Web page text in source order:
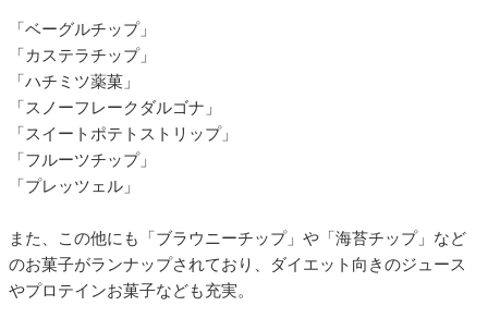
「ベーグルチップ」
「カステラチップ」
「ハチミツ薬菓」
「スノーフレークダルゴナ」
「スイートポテトストリップ」
「フルーツチップ」
「プレッツェル」
また、この他にも「ブラウニーチップ」や「海苔チップ」など
のお菓子がランナップされており、ダイエット向きのジュース
やプロテインお菓子なども充実。